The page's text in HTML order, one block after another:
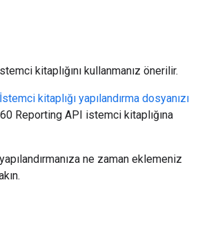
kitaplığını kullanmanız önerilir.
İstemci kitaplığı yapılandırma dosyanızı
Reporting API istemci kitaplığına
ne zaman eklemeniz